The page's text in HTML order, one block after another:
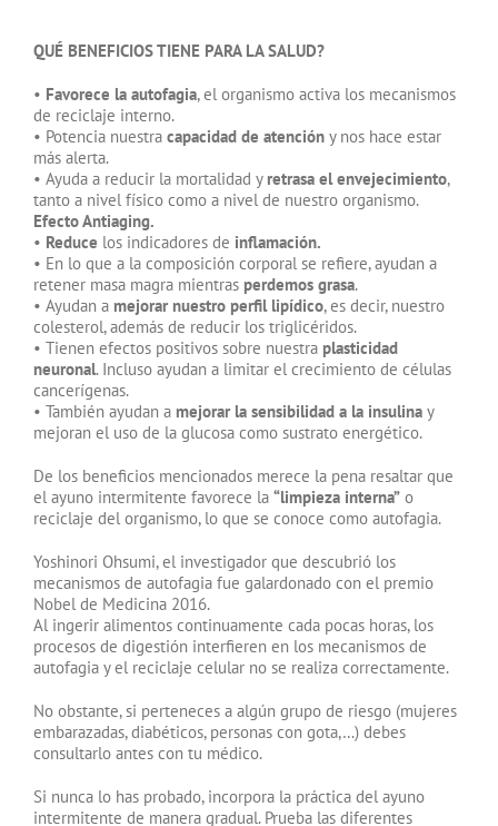
QUÉ BENEFICIOS TIENE PARA LA SALUD?
• Favorece la autofagia, el organismo activa los mecanismos
de reciclaje interno.
• Potencia nuestra capacidad de atención y nos hace estar
más alerta.
• Ayuda a reducir la mortalidad y retrasa el envejecimiento,
tanto a nivel físico como a nivel de nuestro organismo.
Efecto Antiaging.
• Reduce los indicadores de inflamación.
• En lo que a la composición corporal se refiere, ayudan a
retener masa magra mientras perdemos grasa.
• Ayudan a mejorar nuestro perfil lipídico, es decir, nuestro
colesterol, además de reducir los triglicéridos.
• Tienen efectos positivos sobre nuestra plasticidad
neuronal. Incluso ayudan a limitar el crecimiento de células
cancerígenas.
• También ayudan a mejorar la sensibilidad a la insulina y
mejoran el uso de la glucosa como sustrato energético.
De los beneficios mencionados merece la pena resaltar que
el ayuno intermitente favorece la “limpieza interna” o
reciclaje del organismo, lo que se conoce como autofagia.
Yoshinori Ohsumi, el investigador que descubrió los
mecanismos de autofagia fue galardonado con el premio
Nobel de Medicina 2016.
Al ingerir alimentos continuamente cada pocas horas, los
procesos de digestión interfieren en los mecanismos de
autofagia y el reciclaje celular no se realiza correctamente.
No obstante, si perteneces a algún grupo de riesgo (mujeres
embarazadas, diabéticos, personas con gota,…) debes
consultarlo antes con tu médico.
Si nunca lo has probado, incorpora la práctica del ayuno
intermitente de manera gradual. Prueba las diferentes